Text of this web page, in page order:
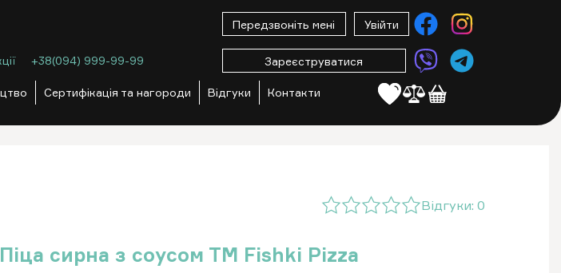
+38(094) 999-99-99
Сертифікація та нагороди Відгуки Контакти
Передзвоніть мені Увійти
Зареєструватися
Відгуки: 0
Піца сирна з соусом ТМ Fishki Pizza